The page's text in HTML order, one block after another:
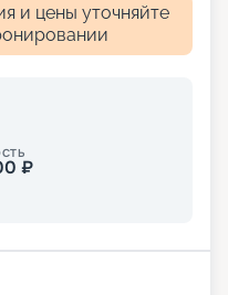
и цены уточняйте
₽